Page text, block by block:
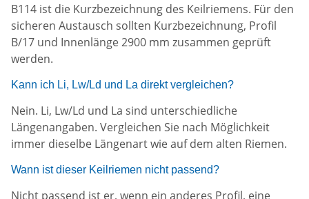
B114 ist die Kurzbezeichnung des Keilriemens. Für den
sicheren Austausch sollten Kurzbezeichnung, Profil
B/17 und Innenlänge 2900 mm zusammen geprüft
werden.
Kann ich Li, Lw/Ld und La direkt vergleichen?
Nein. Li, Lw/Ld und La sind unterschiedliche
Längenangaben. Vergleichen Sie nach Möglichkeit
immer dieselbe Längenart wie auf dem alten Riemen.
Wann ist dieser Keilriemen nicht passend?
Nicht passend ist er, wenn ein anderes Profil, eine